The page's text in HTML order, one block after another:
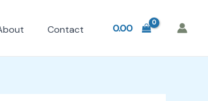
Contact 0.00